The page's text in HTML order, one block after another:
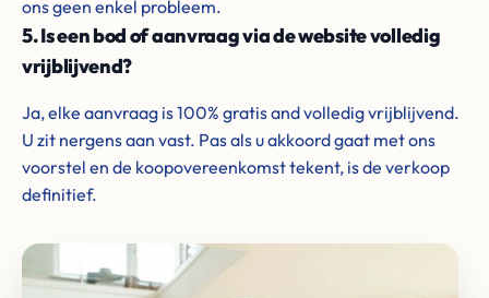
ons geen enkel probleem.
5. Is een bod of aanvraag via de website volledig
vrijblijvend?
Ja, elke aanvraag is 100% gratis and volledig vrijblijvend.
U zit nergens aan vast. Pas als u akkoord gaat met ons
voorstel en de koopovereenkomst tekent, is de verkoop
definitief.